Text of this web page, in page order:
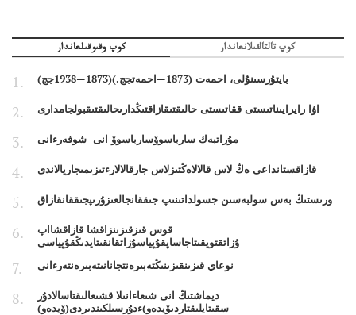
كوپ وقىوقىلعاندار كوپ تالتالقىلانعاندار
بايتۇرسىنۇلى، احمەت (1873—احمەتجج.)(1873—1938جج)
اۋا رايرايىناتىستى ققاتىستى حالىقتىقازاقتىڭدارىحالىقتىقبولجامدارى
مۇراتبەك سارباسوۆسارباسوۆ انى–شوفەرءانى
قازاقستانداعى ەڭ لاس قالالاەڭتىزلاس جارقالالارءتىزىمىجاريالاندى
ورىستىڭ بەس سولبەسىن جسولداتىنىپ جىققانجالعىزۇرىپجىققانقازاق
قوس قىزقىزىنزاقشا قازاقشااپ
ۇزاتقتويقىتاجاساپقۇپياسۇزاتقانقىتايدىڭقۇپياسى
نوعاي قىزىنقىزىنىڭتەبىرەنتجانانىتەبىرەنتەرءانى
ديماشتىڭ انى شىعاءانىلا قشىعالىقتاسالادۇر
سقىتايلىقتاردىۆيدەو)ءدۇرسىلكىندىردى(ۆيدەو)